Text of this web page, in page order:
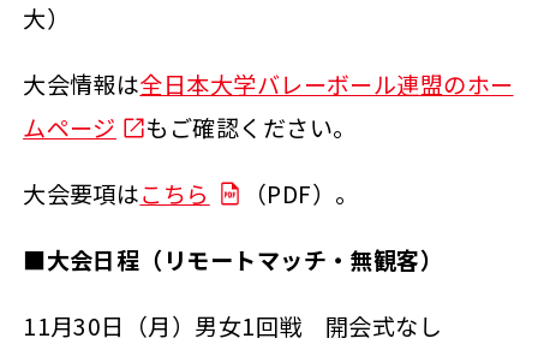
大）
大会情報は全日本大学バレーボール連盟のホー
ムページ
もご確認ください。
大会要項はこちら
（PDF）。
■大会日程（リモートマッチ・無観客）
11月30日（月）男女1回戦 開会式なし